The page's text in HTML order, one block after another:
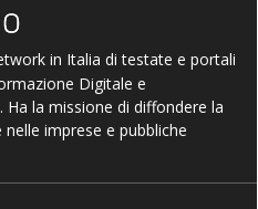
in Italia di testate e portali
Digitale e
Ha la missione di diffondere la
imprese e pubbliche